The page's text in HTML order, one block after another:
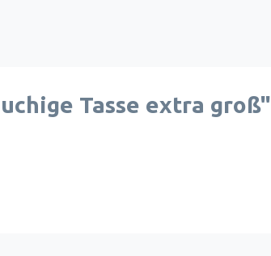
Tasse extra groß"